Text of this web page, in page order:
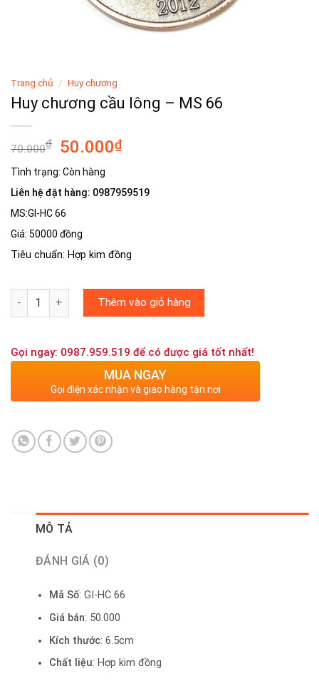
Trang chủ / Huy chương
Huy chương cầu lông – MS 66
70.000₫
Giá
gốc
là:
70.000₫.
50.000₫Giá
là:
Tình trạng: Còn hàng
Liên hệ đặt hàng: 0987959519
MS:GI-HC 66
Giá: 50000 đồng
Tiêu chuẩn: Hợp kim đồng
Số lượng Thêm vào giỏ hàng
Gọi ngay: 0987.959.519 để có được giá tốt nhất!
MUA NGAY
Gọi điện xác nhận và giao hàng tận nơi
MÔ TẢ
ĐÁNH GIÁ (0)
Mã Số: GI-HC 66
Giá bán: 50.000
Kích thước: 6.5cm
Chất liệu: Hợp kim đồng